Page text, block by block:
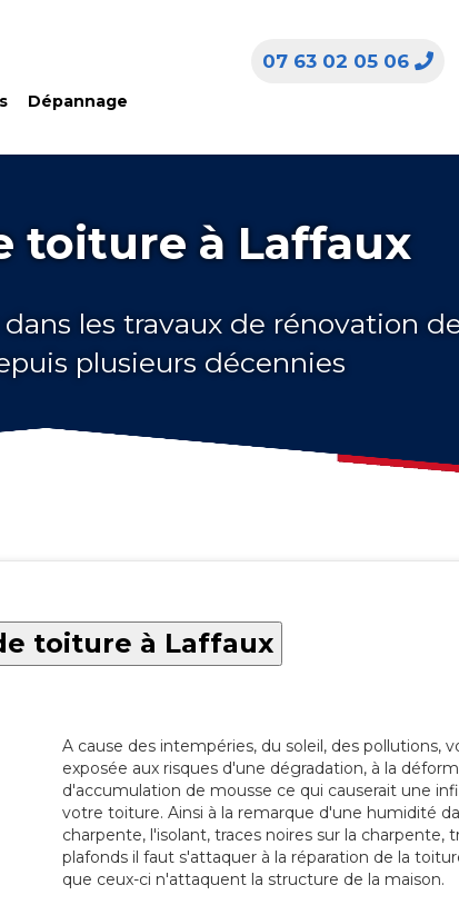
Dépannage
07 63 02 05 06
toiture à Laffaux
les travaux de rénovation
plusieurs décennies
toiture à Laffaux
A cause des intempéries, du soleil, des pollutions,
exposée aux risques d'une dégradation, à la
d'accumulation de mousse ce qui causerait une
votre toiture. Ainsi à la remarque d'une humidité
charpente, l'isolant, traces noires sur la charpente,
plafonds il faut s'attaquer à la réparation de la
que ceux-ci n'attaquent la structure de la maison.